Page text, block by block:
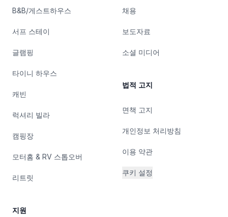
B&B/게스트하우스
서프 스테이
글램핑
타이니 하우스
캐빈
럭셔리 빌라
캠핑장
모터홈 & RV 스톱오버
리트릿
지원
채용
보도자료
소셜 미디어
법적 고지
면책 고지
개인정보 처리방침
이용 약관
쿠키 설정